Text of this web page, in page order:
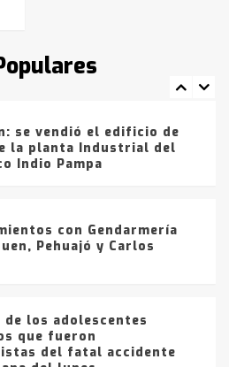
por
de drogas en la
se vendió el edificio de
la planta Industrial del
Indio Pampa
con Gendarmería
Pehuajó y Carlos
de los adolescentes
que fueron
del fatal accidente